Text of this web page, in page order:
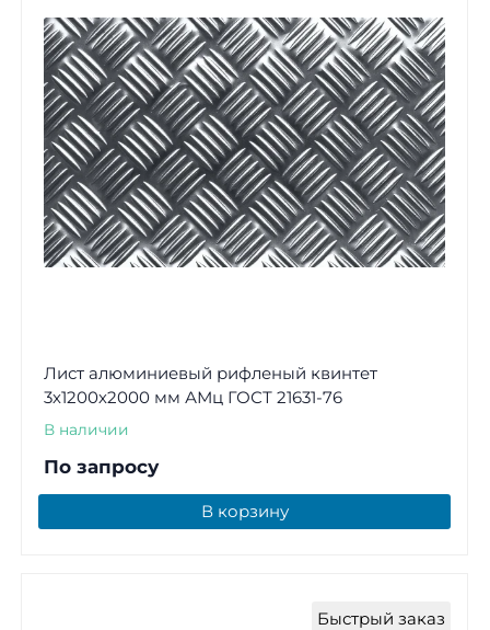
Лист алюминиевый рифленый квинтет
3х1200х2000 мм АМц ГОСТ 21631-76
В наличии
По запросу
В корзину
Быстрый заказ